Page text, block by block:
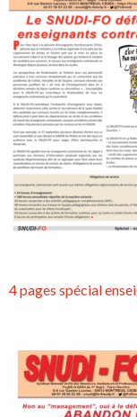
4 pages spécial